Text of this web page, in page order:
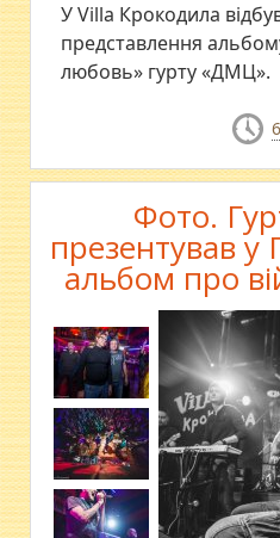
У Villa Крокодила
представлення
любовь» гурту «ДМЦ».
Фото.
презентував у
альбом про